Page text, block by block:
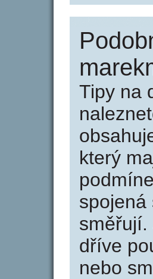
Tipy na
který
spojená
směřují.
dříve
nebo